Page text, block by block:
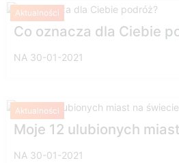
Aktualności
Co oznacza dla Ciebie
NA 30-01-2021
Aktualności
Moje 12 ulubionych
NA 30-01-2021